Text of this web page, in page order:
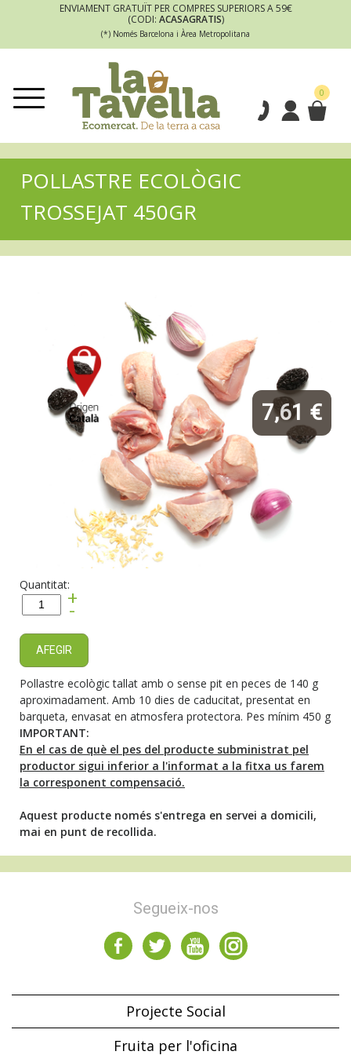
ENVIAMENT GRATUÏT PER COMPRES SUPERIORS A 59€
(CODI: ACASAGRATIS)
(*) Només Barcelona i Àrea Metropolitana
0
POLLASTRE ECOLÒGIC
TROSSEJAT 450GR
7,61 €
Quantitat:
+
-
AFEGIR
Pollastre ecològic tallat amb o sense pit en peces de 140 g
aproximadament. Amb 10 dies de caducitat, presentat en
barqueta, envasat en atmosfera protectora. Pes mínim 450 g
IMPORTANT:
En el cas de què el pes del producte subministrat pel
productor sigui inferior a l'informat a la fitxa us farem
la corresponent compensació.
Aquest producte només s'entrega en servei a domicili,
mai en punt de recollida.
Segueix-nos
Projecte Social
Fruita per l'oficina